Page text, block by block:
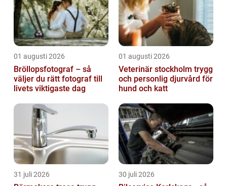
01 augusti 2026
Bröllopsfotograf – så
väljer du rätt fotograf till
livets viktigaste dag
01 augusti 2026
Veterinär stockholm trygg
och personlig djurvård för
hund och katt
31 juli 2026 30 juli 2026